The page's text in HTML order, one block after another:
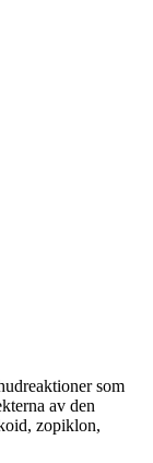
som
av den
zopiklon,